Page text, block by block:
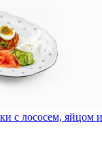
с лососем, яйцом